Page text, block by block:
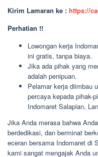
Kirim Lamaran ke : https://
Perhatian !!
Lowongan kerja
ini gratis, tanpa biaya.
Jika ada pihak yang
adalah penipuan.
Pelamar kerja diimbau
percaya kepada pihak-
Indomaret Salapian,
Jika Anda merasa bahwa
berdedikasi, dan berminat
eceran bersama Indomaret di
kami sangat mengajak Anda